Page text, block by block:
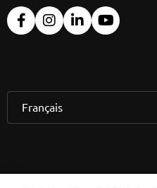
Français